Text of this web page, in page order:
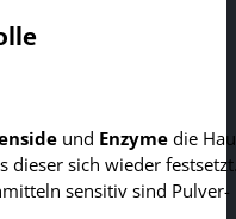
und Enzyme die
sich wieder
sensitiv sind